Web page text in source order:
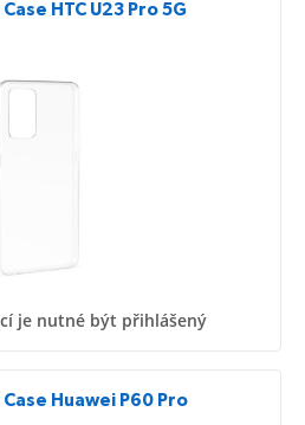
HTC U23 Pro 5G
je nutné být přihlášený
Huawei P60 Pro